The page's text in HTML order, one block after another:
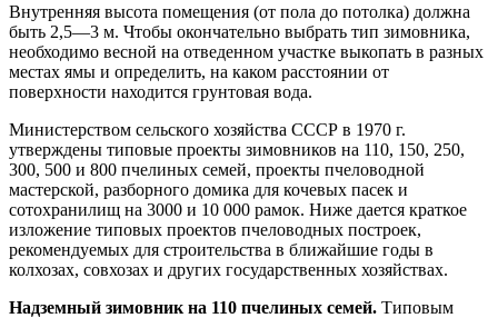
Внутренняя высота помещения (от пола до потолка) должна
быть 2,5—3 м. Чтобы окончательно выбрать тип зимовника,
необходимо весной на отведенном участке выкопать в разных
местах ямы и определить, на каком расстоянии от
поверхности находится грунтовая вода.
Министерством сельского хозяйства СССР в 1970 г.
утверждены типовые проекты зимовников на 110, 150, 250,
300, 500 и 800 пчелиных семей, проекты пчеловодной
мастерской, разборного домика для кочевых пасек и
сотохранилищ на 3000 и 10 000 рамок. Ниже дается краткое
изложение типовых проектов пчеловодных построек,
рекомендуемых для строительства в ближайшие годы в
колхозах, совхозах и других государственных хозяйствах.
Надземный зимовник на 110 пчелиных семей. Типовым